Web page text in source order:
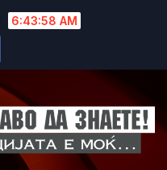
6:44:01 AM